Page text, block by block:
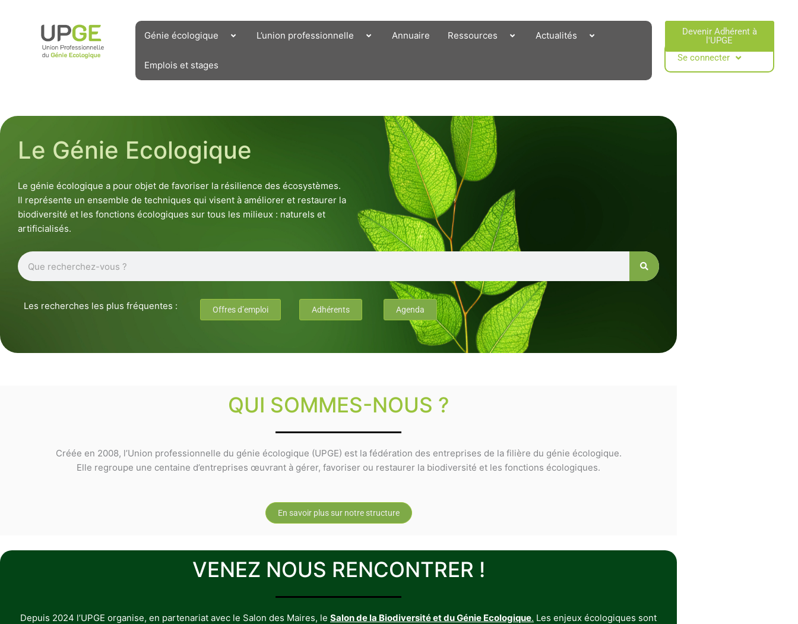
Génie écologique L’union professionnelle Annuaire Ressources Actualités
Emplois et stages
Devenir Adhérent à
l'UPGE​
Se connecter
Le Génie Ecologique
Le génie écologique a pour objet de favoriser la résilience des écosystèmes.
Il représente un ensemble de techniques qui visent à améliorer et restaurer la
biodiversité et les fonctions écologiques sur tous les milieux : naturels et
artificialisés.
Rechercher
Les recherches les plus fréquentes : Offres d’emploi Adhérents Agenda
QUI SOMMES-NOUS ?
Créée en 2008, l’Union professionnelle du génie écologique (UPGE) est la fédération des entreprises de la filière du génie écologique.
Elle regroupe une centaine d’entreprises œuvrant à gérer, favoriser ou restaurer la biodiversité et les fonctions écologiques.
En savoir plus sur notre structure
VENEZ NOUS RENCONTRER !
Depuis 2024 l’UPGE organise, en partenariat avec le Salon des Maires, le Salon de la Biodiversité et du Génie Ecologique. Les enjeux écologiques sont